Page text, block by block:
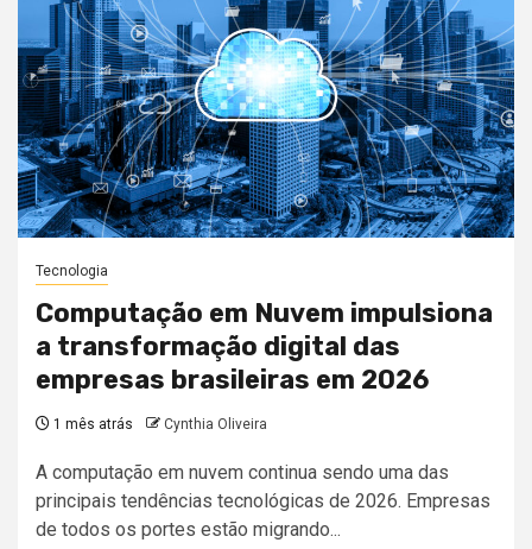
Tecnologia
Computação em Nuvem impulsiona
a transformação digital das
empresas brasileiras em 2026
1 mês atrás Cynthia Oliveira
A computação em nuvem continua sendo uma das
principais tendências tecnológicas de 2026. Empresas
de todos os portes estão migrando...